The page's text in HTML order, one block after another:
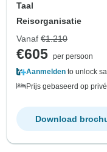
Taal
Reisorganisatie
Vanaf €1.210
€605 per persoon
Aanmelden to unlock
Prijs gebaseerd op
Download